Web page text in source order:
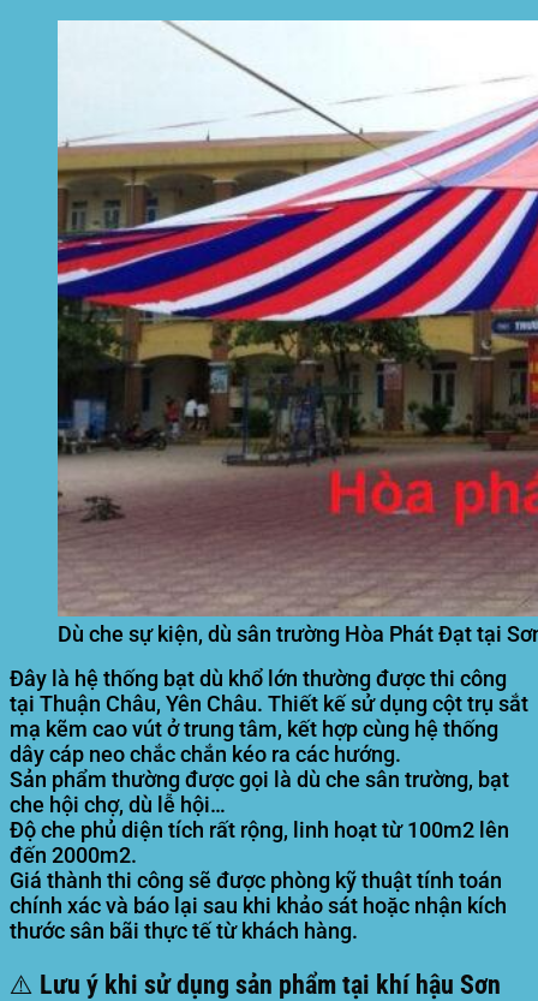
Dù che sự kiện, dù sân trường Hòa Phát Đạt tại
Đây là hệ thống bạt dù khổ lớn thường được thi công
tại Thuận Châu, Yên Châu. Thiết kế sử dụng cột trụ sắt
mạ kẽm cao vút ở trung tâm, kết hợp cùng hệ thống
dây cáp neo chắc chắn kéo ra các hướng.
Sản phẩm thường được gọi là dù che sân trường, bạt
che hội chợ, dù lễ hội…
Độ che phủ diện tích rất rộng, linh hoạt từ 100m2 lên
đến 2000m2.
Giá thành thi công sẽ được phòng kỹ thuật tính toán
chính xác và báo lại sau khi khảo sát hoặc nhận kích
thước sân bãi thực tế từ khách hàng.
⚠️ Lưu ý khi sử dụng sản phẩm tại khí hậu Sơn